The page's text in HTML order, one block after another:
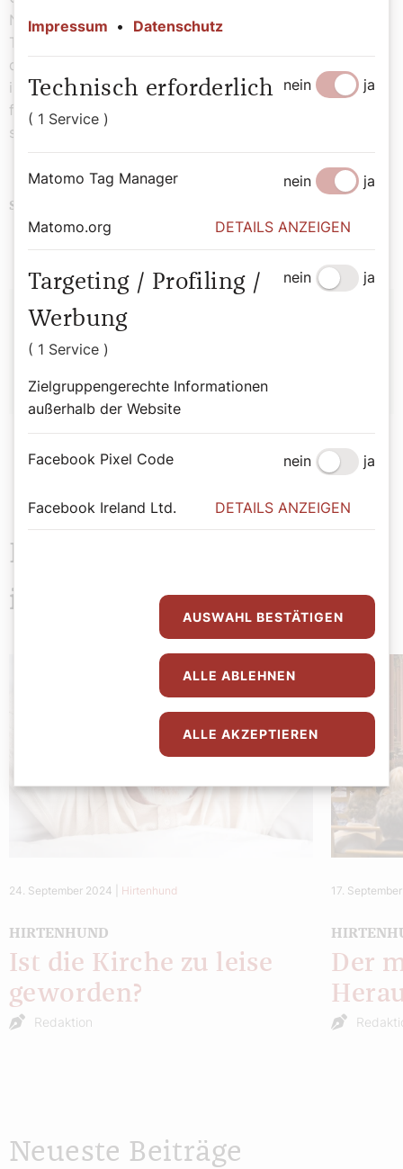
Namenstag des Papstes. Da gibt es zahlreiche
Tiersegnungen im ganzen Land. Auch in Wien. Möglich,
dass sich Franziskus da blicken lässt. Im Nightjet wird
immerhin ein Frühstück mit Espresso serviert. Wenn er
fährt. Und in der Pizzeria „Da Francesco“ im 21. Bezirk
sind Hunde erlaubt. Ich werde ihn erwarten.
Schlagwörter
Das könnte Sie auch
interessieren
24. September 2024 Hirtenhund
HIRTENHUND
Ist die Kirche zu leise
geworden?
Redaktion
17.
Der
Neueste Beiträge
Impressum • Datenschutz
Technisch erforderlich
( 1 Service )
nein ja
Matomo Tag Manager nein ja
Matomo.org DETAILS ANZEIGEN
Targeting / Profiling /
Werbung
( 1 Service )
Zielgruppengerechte Informationen
außerhalb der Website
nein ja
Facebook Pixel Code nein ja
Facebook Ireland Ltd. DETAILS ANZEIGEN
AUSWAHL BESTÄTIGEN
ALLE ABLEHNEN
ALLE AKZEPTIEREN